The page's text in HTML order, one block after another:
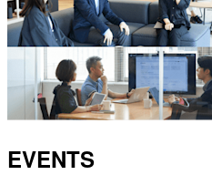
EVENTS